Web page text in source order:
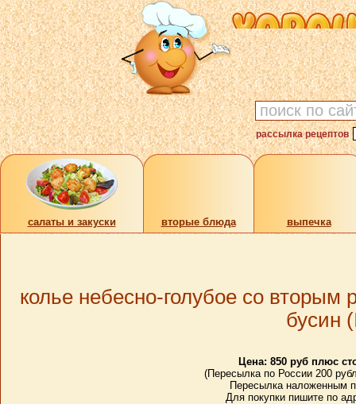
рассылка рецептов
cалаты и закуски вторые блюда выпечка
колье небесно-голубое со вторым
бусин
Цена: 850 руб плюс
(Пересылка по России 200
Пересылка наложенным
Для покупки пишите по